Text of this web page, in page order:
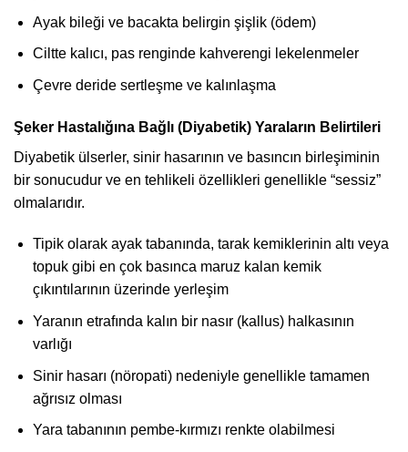
Ayak bileği ve bacakta belirgin şişlik (ödem)
Ciltte kalıcı, pas renginde kahverengi lekelenmeler
Çevre deride sertleşme ve kalınlaşma
Şeker Hastalığına Bağlı (Diyabetik) Yaraların Belirtileri
Diyabetik ülserler, sinir hasarının ve basıncın birleşiminin
bir sonucudur ve en tehlikeli özellikleri genellikle “sessiz”
olmalarıdır.
Tipik olarak ayak tabanında, tarak kemiklerinin altı veya
topuk gibi en çok basınca maruz kalan kemik
çıkıntılarının üzerinde yerleşim
Yaranın etrafında kalın bir nasır (kallus) halkasının
varlığı
Sinir hasarı (nöropati) nedeniyle genellikle tamamen
ağrısız olması
Yara tabanının pembe-kırmızı renkte olabilmesi